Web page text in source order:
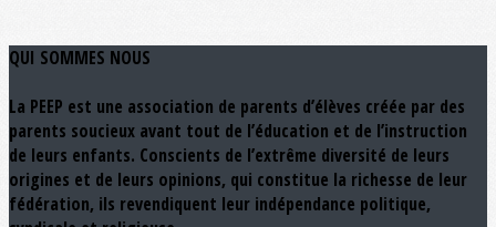
QUI SOMMES NOUS
La PEEP est une association de parents d’élèves créée par des
parents soucieux avant tout de l’éducation et de l’instruction
de leurs enfants. Conscients de l’extrême diversité de leurs
origines et de leurs opinions, qui constitue la richesse de leur
fédération, ils revendiquent leur indépendance politique,